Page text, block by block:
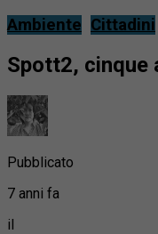
Ambiente Cittadini
Spott2, cinque
Pubblicato
7 anni fa
il